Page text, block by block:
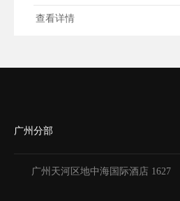
想...
查看详情
广州分部
广州天河区地中海国际酒店 1627